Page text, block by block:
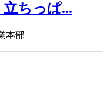
ちっぱ...
本部